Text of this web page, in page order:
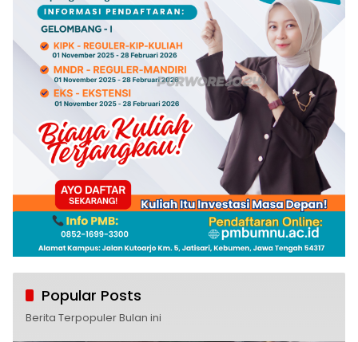
Popular Posts
Berita Terpopuler Bulan ini